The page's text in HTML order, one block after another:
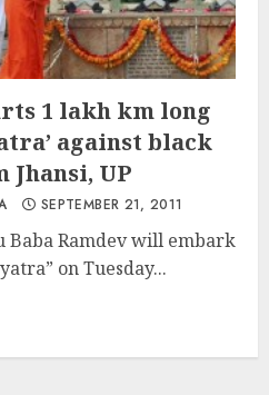
1 lakh km long
against black
Jhansi, UP
SEPTEMBER 21, 2011
Baba Ramdev will embark
on Tuesday...